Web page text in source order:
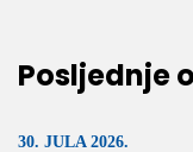
Posljednje
30. JULA 2026.